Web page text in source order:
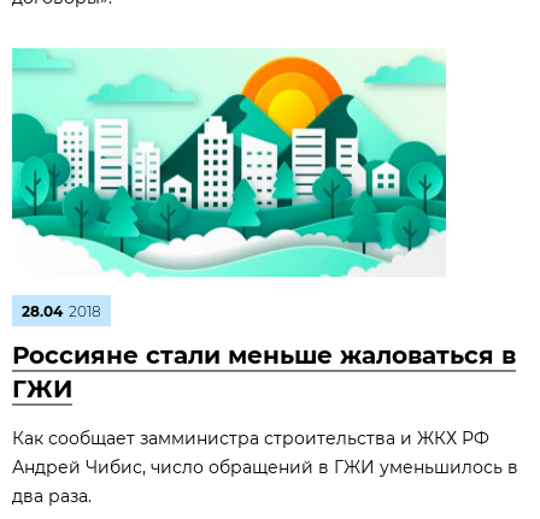
28.04 2018
Россияне стали меньше жаловаться в
ГЖИ
Как сообщает замминистра строительства и ЖКХ РФ
Андрей Чибис, число обращений в ГЖИ уменьшилось в
два раза.